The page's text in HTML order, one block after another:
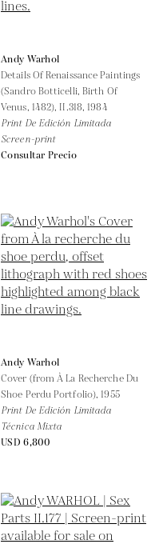
Andy Warhol
Details Of Renaissance Paintings
(Sandro Botticelli, Birth Of
Venus, 1482), II.318,1984
Print De Edición Limitada
Screen-print
Consultar Precio
Andy Warhol
Cover (from À La Recherche Du
Shoe Perdu Portfolio),1955
Print De Edición Limitada
Técnica Mixta
USD 6,800